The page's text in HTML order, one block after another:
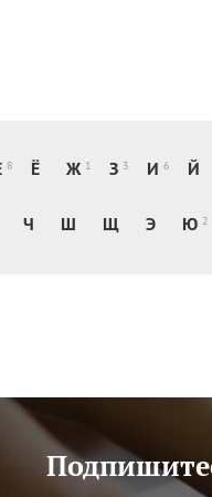
8 Ё Ж 1 З 3 И 6 Й
Ч Ш Щ Э Ю 2